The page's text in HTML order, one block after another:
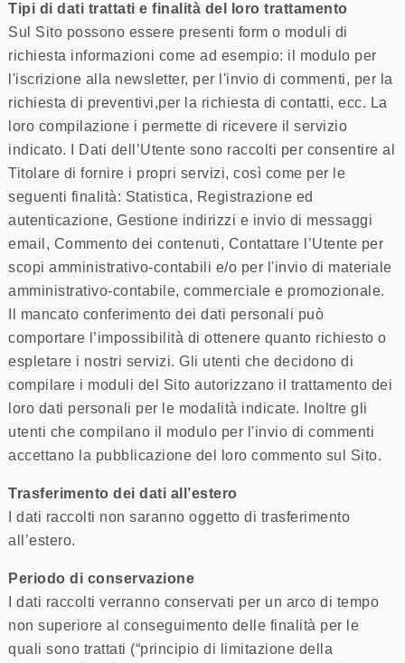
Tipi di dati trattati e finalità del loro trattamento
Sul Sito possono essere presenti form o moduli di
richiesta informazioni come ad esempio: il modulo per
l'iscrizione alla newsletter, per l'invio di commenti, per la
richiesta di preventivi,per la richiesta di contatti, ecc. La
loro compilazione i permette di ricevere il servizio
indicato. I Dati dell’Utente sono raccolti per consentire al
Titolare di fornire i propri servizi, così come per le
seguenti finalità: Statistica, Registrazione ed
autenticazione, Gestione indirizzi e invio di messaggi
email, Commento dei contenuti, Contattare l’Utente per
scopi amministrativo-contabili e/o per l'invio di materiale
amministrativo-contabile, commerciale e promozionale.
Il mancato conferimento dei dati personali può
comportare l’impossibilità di ottenere quanto richiesto o
espletare i nostri servizi. Gli utenti che decidono di
compilare i moduli del Sito autorizzano il trattamento dei
loro dati personali per le modalità indicate. Inoltre gli
utenti che compilano il modulo per l'invio di commenti
accettano la pubblicazione del loro commento sul Sito.
Trasferimento dei dati all’estero
I dati raccolti non saranno oggetto di trasferimento
all’estero.
Periodo di conservazione
I dati raccolti verranno conservati per un arco di tempo
non superiore al conseguimento delle finalità per le
quali sono trattati (“principio di limitazione della